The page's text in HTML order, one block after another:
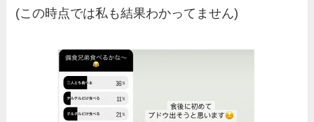
(この時点では私も結果わかってません)